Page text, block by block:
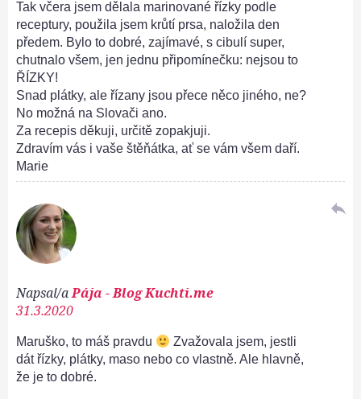
Tak včera jsem dělala marinované řízky podle
receptury, použila jsem krůtí prsa, naložila den
předem. Bylo to dobré, zajímavé, s cibulí super,
chutnalo všem, jen jednu připomínečku: nejsou to
ŘÍZKY!
Snad plátky, ale řízany jsou přece něco jiného, ne?
No možná na Slovači ano.
Za recepis děkuji, určitě zopakjuji.
Zdravím vás i vaše štěňátka, ať se vám všem daří.
Marie
Napsal/aPája - Blog Kuchti.me
31.3.2020
Maruško, to máš pravdu
Zvažovala jsem, jestli
dát řízky, plátky, maso nebo co vlastně. Ale hlavně,
že je to dobré.
reply